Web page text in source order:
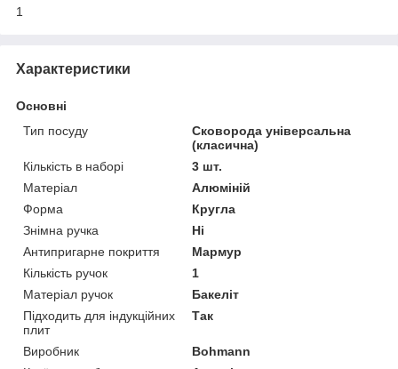
1
Характеристики
Основні
Тип посуду
Сковорода універсальна
(класична)
Кількість в наборі
3 шт.
Матеріал
Алюміній
Форма
Кругла
Знімна ручка
Ні
Антипригарне покриття
Мармур
Кількість ручок
1
Матеріал ручок
Бакеліт
Підходить для індукційних
плит
Так
Виробник
Bohmann